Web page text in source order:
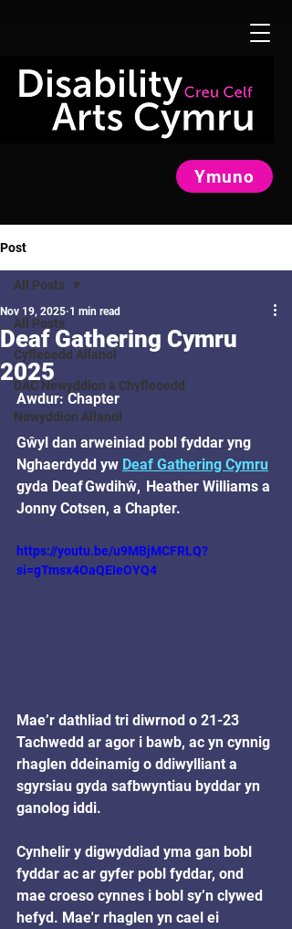
Ymuno
Post
All Posts
Cyfleoedd Allanol
DAC Newyddion a Chyfleoedd
Newyddion Allanol
All Posts
Deaf Gathering Cymru
2025
Nov 19, 2025 1 min read
Awdur: Chapter
Gŵyl dan arweiniad pobl fyddar yng
Nghaerdydd yw Deaf Gathering Cymru
gyda Deaf Gwdihŵ,  Heather Williams a
Jonny Cotsen, a Chapter.
https://youtu.be/u9MBjMCFRLQ?
si=gTmsx4OaQEIeOYQ4
Mae’r dathliad tri diwrnod o 21-23
Tachwedd ar agor i bawb, ac yn cynnig
rhaglen ddeinamig o ddiwylliant a
sgyrsiau gyda safbwyntiau byddar yn
ganolog iddi.
Cynhelir y digwyddiad yma gan bobl
fyddar ac ar gyfer pobl fyddar, ond
mae croeso cynnes i bobl sy’n clywed
hefyd. Mae'r rhaglen yn cael ei